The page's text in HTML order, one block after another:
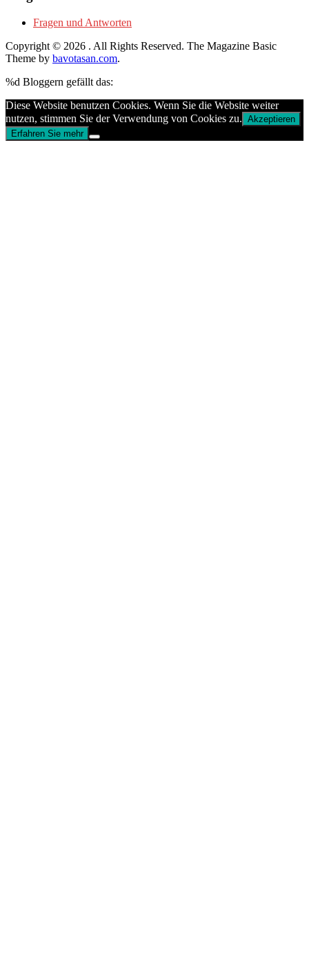
Fragen und Antworten
Copyright © 2026 . All Rights Reserved. The Magazine Basic
Theme by bavotasan.com.
%d Bloggern gefällt das:
Diese Website benutzen Cookies. Wenn Sie die Website weiter
nutzen, stimmen Sie der Verwendung von Cookies zu. Akzeptieren
Erfahren Sie mehr